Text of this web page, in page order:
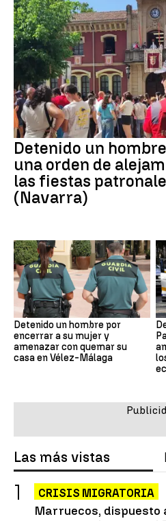
Detenido un
una orden de
las fiestas
(Navarra)
Detenido un hombre por
encerrar a su mujer y
amenazar con quemar su
casa en Vélez-Málaga
Las más vistas
CRISIS MIGRATORIA
Marruecos, dispuesto